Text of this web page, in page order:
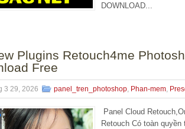
DOWNLOAD...
Plugins Retouch4me
Free
3 29, 2026 panel_tren_photoshop Phan-mem
Panel Cloud
Retouch Có toàn